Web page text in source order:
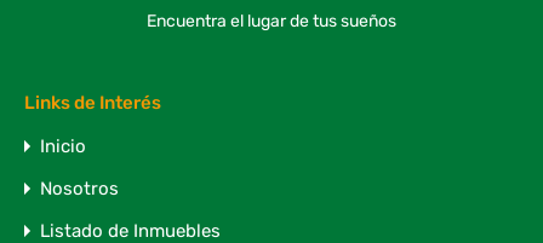
Encuentra el lugar de tus sueños
Links de Interés
Inicio
Nosotros
Listado de Inmuebles